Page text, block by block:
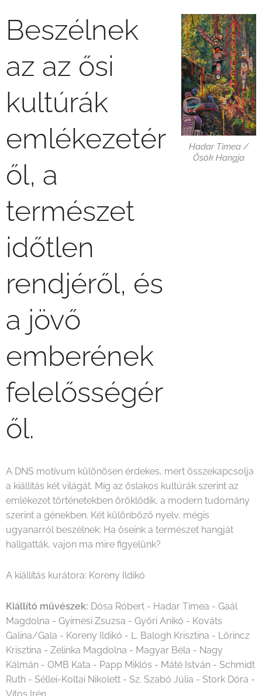
Hadar Tímea /
Ősök Hangja
Beszélnek
az az ősi
kultúrák
emlékezetér
ől, a
természet
időtlen
rendjéről, és
a jövő
emberének
felelősségér
ől.
A DNS motívum különösen érdekes, mert összekapcsolja
a kiállítás két világát. Míg az őslakos kultúrák szerint az
emlékezet történetekben öröklődik, a modern tudomány
szerint a génekben. Két különböző nyelv, mégis
ugyanarról beszélnek: Ha őseink a természet hangját
hallgatták, vajon ma mire figyelünk?
A kiállítás kurátora: Koreny Ildikó
Kiállító művészek: Dósa Róbert - Hadar Tímea - Gaál
Magdolna - Gyimesi Zsuzsa - Győri Anikó - Kováts
Galina/Gala - Koreny Ildikó - L. Balogh Krisztina - Lőrincz
Krisztina - Zelinka Magdolna - Magyar Béla - Nagy
Kálmán - OMB Kata - Papp Miklós - Máté István - Schmidt
Ruth - Séllei-Koltai Nikolett - Sz. Szabó Júlia - Stork Dóra -
Vitos Irén